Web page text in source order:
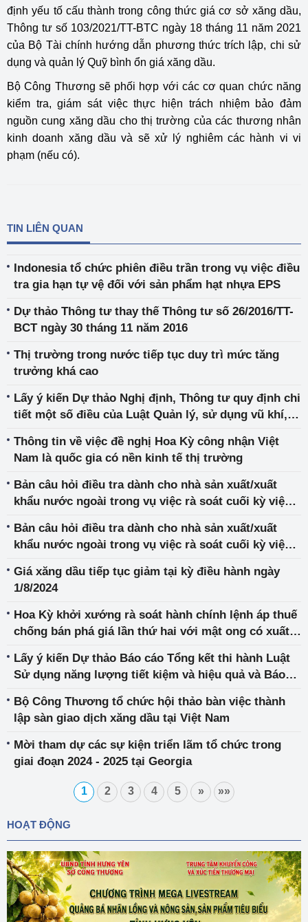
định yếu tố cấu thành trong công thức giá cơ sở xăng dầu,
Thông tư số 103/2021/TT-BTC ngày 18 tháng 11 năm 2021
của Bộ Tài chính hướng dẫn phương thức trích lập, chi sử
dụng và quản lý Quỹ bình ổn giá xăng dầu.
Bộ Công Thương sẽ phối hợp với các cơ quan chức năng
kiểm tra, giám sát việc thực hiện trách nhiệm bảo đảm
nguồn cung xăng dầu cho thị trường của các thương nhân
kinh doanh xăng dầu và sẽ xử lý nghiêm các hành vi vi
phạm (nếu có).
TIN LIÊN QUAN
Indonesia tổ chức phiên điều trần trong vụ việc điều
tra gia hạn tự vệ đối với sản phẩm hạt nhựa EPS
Dự thảo Thông tư thay thế Thông tư số 26/2016/TT-
BCT ngày 30 tháng 11 năm 2016
Thị trường trong nước tiếp tục duy trì mức tăng
trưởng khá cao
Lấy ý kiến Dự thảo Nghị định, Thông tư quy định chi
tiết một số điều của Luật Quản lý, sử dụng vũ khí,
Thông tin về việc đề nghị Hoa Kỳ công nhận Việt
Nam là quốc gia có nền kinh tế thị trường
Bản câu hỏi điều tra dành cho nhà sản xuất/xuất
khẩu nước ngoài trong vụ việc rà soát cuối kỳ việc
số sản phẩm bột ngọt xuất xứ từ Indonesia và Trung
Hoa
Bản câu hỏi điều tra dành cho nhà sản xuất/xuất
khẩu nước ngoài trong vụ việc rà soát cuối kỳ việc
số sản phẩm bằng plastic được làm từ các polyme
từ propylen có xuất xứ từ Malaysia, Thái Lan và
Trung Hoa
Giá xăng dầu tiếp tục giảm tại kỳ điều hành ngày
1/8/2024
Hoa Kỳ khởi xướng rà soát hành chính lệnh áp thuế
chống bán phá giá lần thứ hai với mật ong có xuất
Lấy ý kiến Dự thảo Báo cáo Tổng kết thi hành Luật
Sử dụng năng lượng tiết kiệm và hiệu quả và Báo
sửa đổi Luật Sử dụng năng lượng tiết kiệm và hiệu
quả
Bộ Công Thương tổ chức hội thảo bàn việc thành
lập sàn giao dịch xăng dầu tại Việt Nam
Mời tham dự các sự kiện triển lãm tổ chức trong
giai đoạn 2024 - 2025 tại Georgia
1 2 3 4 5 » »»
HOẠT ĐỘNG